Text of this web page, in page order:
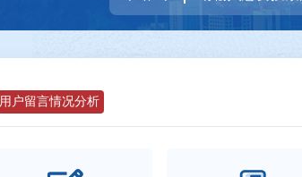
用户留言情况分析